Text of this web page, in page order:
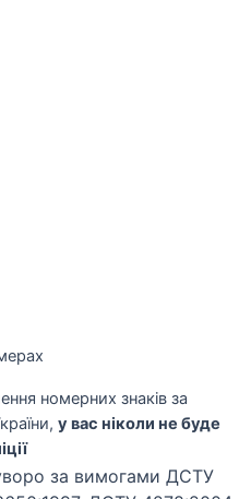
номерних знаків за
у вас ніколи не буде
за вимогами ДСТУ